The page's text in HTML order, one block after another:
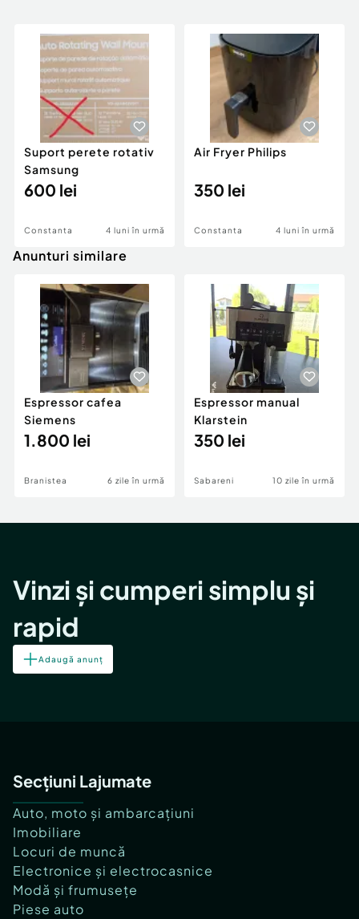
Suport perete rotativ
Samsung
600 lei
Constanta 4 luni în urmă
Air Fryer Philips
350 lei
Constanta 4 luni în urmă
Anunturi similare
Espressor cafea
Siemens
1.800 lei
Branistea 6 zile în urmă
Espressor manual
Klarstein
350 lei
Sabareni 10 zile în urmă
Vinzi și cumperi simplu și
rapid
Adaugă anunț
Secțiuni Lajumate
Auto, moto și ambarcațiuni
Imobiliare
Locuri de muncă
Electronice și electrocasnice
Modă și frumusețe
Piese auto